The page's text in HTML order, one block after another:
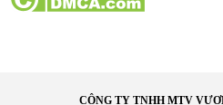
CÔNG TY TNHH MTV